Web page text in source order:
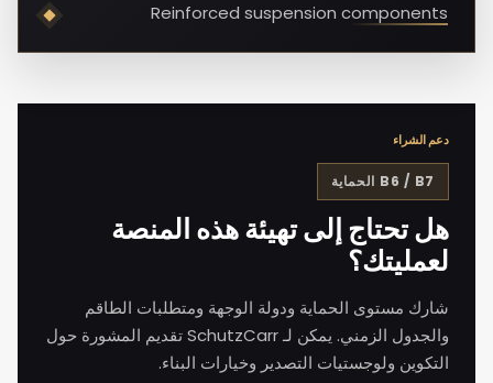
Reinforced suspension components
دعم الشراء
B6 / B7 الحماية
هل تحتاج إلى تهيئة هذه المنصة
لعمليتك؟
شارك مستوى الحماية ودولة الوجهة ومتطلبات الطاقم
والجدول الزمني. يمكن لـ SchutzCarr تقديم المشورة حول
التكوين ولوجستيات التصدير وخيارات البناء.